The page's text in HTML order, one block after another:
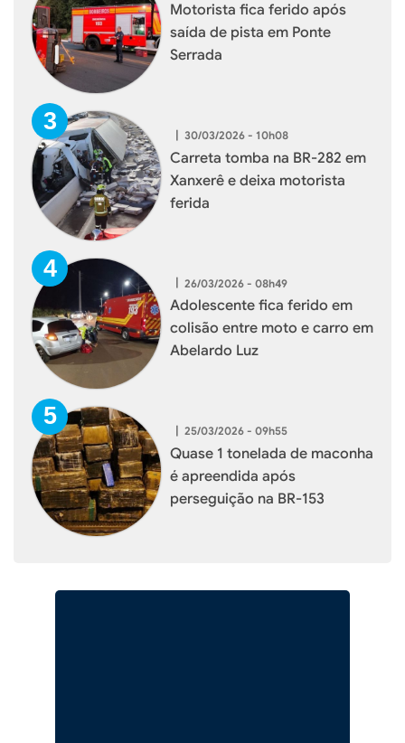
Motorista fica ferido após
saída de pista em Ponte
Serrada
| 30/03/2026 - 10h08
Carreta tomba na BR-282 em
Xanxerê e deixa motorista
ferida
| 26/03/2026 - 08h49
Adolescente fica ferido em
colisão entre moto e carro em
Abelardo Luz
| 25/03/2026 - 09h55
Quase 1 tonelada de maconha
é apreendida após
perseguição na BR-153